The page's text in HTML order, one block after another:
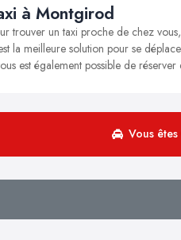
à Montgirod
trouver un taxi proche de chez
la meilleure solution pour se
est également possible de
Vous